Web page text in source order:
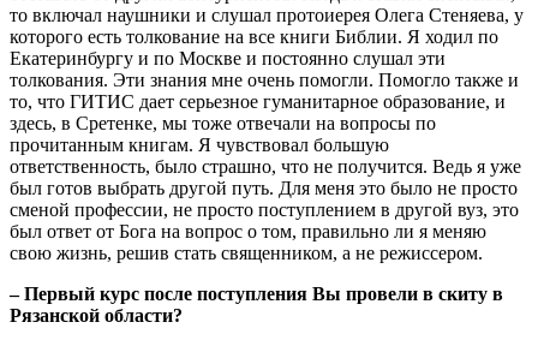
то включал наушники и слушал протоиерея Олега Стеняева, у
которого есть толкование на все книги Библии. Я ходил по
Екатеринбургу и по Москве и постоянно слушал эти
толкования. Эти знания мне очень помогли. Помогло также и
то, что ГИТИС дает серьезное гуманитарное образование, и
здесь, в Сретенке, мы тоже отвечали на вопросы по
прочитанным книгам. Я чувствовал большую
ответственность, было страшно, что не получится. Ведь я уже
был готов выбрать другой путь. Для меня это было не просто
сменой профессии, не просто поступлением в другой вуз, это
был ответ от Бога на вопрос о том, правильно ли я меняю
свою жизнь, решив стать священником, а не режиссером.
– Первый курс после поступления Вы провели в скиту в
Рязанской области?